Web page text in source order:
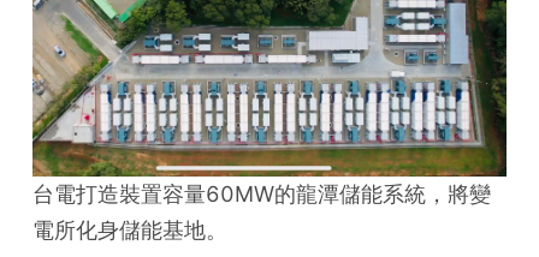
台電打造裝置容量60MW的龍潭儲能系統，將變
電所化身儲能基地。